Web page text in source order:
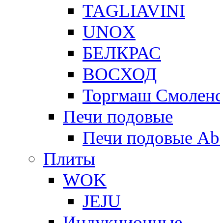
TAGLIAVINI
UNOX
БЕЛКРАС
ВОСХОД
Торгмаш
Печи подовые
Печи подовые
Плиты
WOK
JEJU